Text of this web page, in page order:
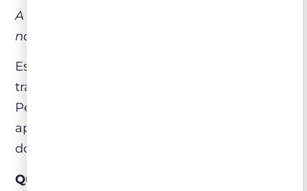
A melhor relação qualidade/preço existente
no mercado brasileiro
Espumante elaborado pelo método
tradicional, sem adição de licor de dosagem.
Perfil seco e preciso, adequado tanto para
aperitivos quanto para acompanhar frutos
do mar.
Quinta da Leda 2021 (Douro, Portugal)